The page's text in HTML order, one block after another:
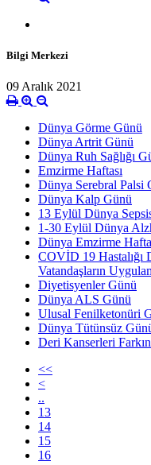
Bilgi Merkezi
09 Aralık 2021
Dünya Görme Günü
Dünya Artrit Günü
Dünya Ruh Sağlığı
Emzirme Haftası
Dünya Serebral Palsi
Dünya Kalp Günü
13 Eylül Dünya
1-30 Eylül Dünya
Dünya Emzirme
COVİD 19 Hastalığı
Vatandaşların
Diyetisyenler Günü
Dünya ALS Günü
Ulusal Fenilketonüri
Dünya Tütünsüz
Deri Kanserleri
<<
<
..
13
14
15
16